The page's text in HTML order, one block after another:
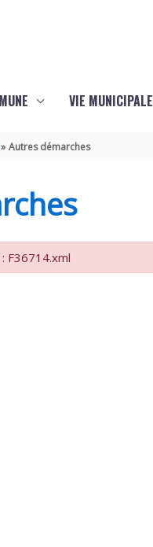
VIE MUNICIPALE
Autres démarches
F36714.xml